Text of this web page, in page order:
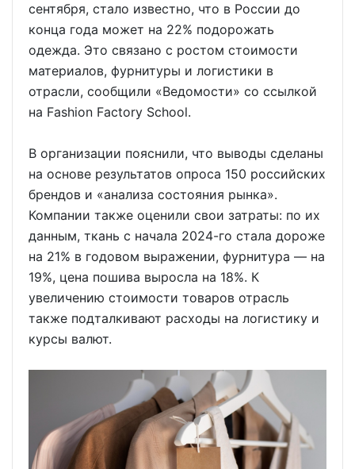
сентября, стало известно, что в России до
конца года может на 22% подорожать
одежда. Это связано с ростом стоимости
материалов, фурнитуры и логистики в
отрасли, сообщили «Ведомости» со ссылкой
на Fashion Factory School.
В организации пояснили, что выводы сделаны
на основе результатов опроса 150 российских
брендов и «анализа состояния рынка».
Компании также оценили свои затраты: по их
данным, ткань с начала 2024-го стала дороже
на 21% в годовом выражении, фурнитура — на
19%, цена пошива выросла на 18%. К
увеличению стоимости товаров отрасль
также подталкивают расходы на логистику и
курсы валют.